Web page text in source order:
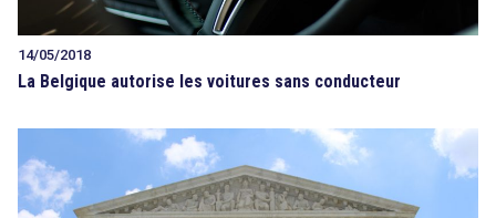
14/05/2018
La Belgique autorise les voitures sans conducteur